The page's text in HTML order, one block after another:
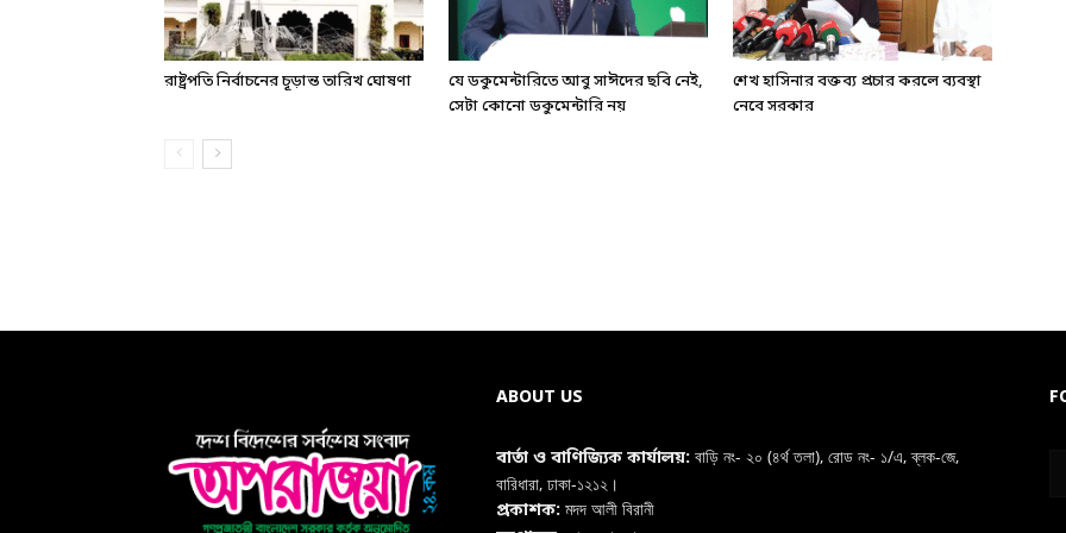
রাষ্ট্রপতি নির্বাচনের চূড়ান্ত তারিখ ঘোষণা
যে ডকুমেন্টারিতে আবু সাঈদের ছবি নেই,
সেটা কোনো ডকুমেন্টারি নয়
শেখ হাসিনার বক্তব্য প্রচার করলে ব্যবস্থা
নেবে সরকার
ABOUT US
বার্তা ও বাণিজ্যিক কার্যালয়: বাড়ি নং- ২০ (৪র্থ তলা), রোড নং- ১/এ, ব্লক-জে,
বারিধারা, ঢাকা-১২১২।
প্রকাশক: মদদ আলী বিরানী